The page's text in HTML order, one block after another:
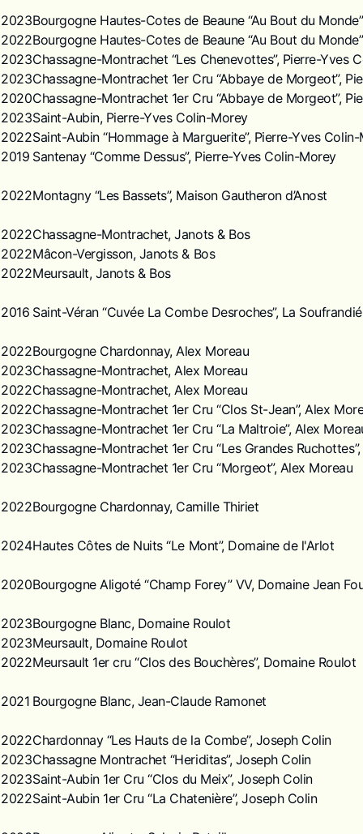
2023Bourgogne Hautes-Cotes de Beaune “Au Bout du
2022Bourgogne Hautes-Cotes de Beaune “Au Bout du
2023Chassagne-Montrachet “Les Chenevottes”, Pierre-Yves
2023Chassagne-Montrachet 1er Cru “Abbaye de Morgeot”,
2020Chassagne-Montrachet 1er Cru “Abbaye de Morgeot”,
2023Saint-Aubin, Pierre-Yves Colin-Morey
2022Saint-Aubin “Hommage à Marguerite”, Pierre-Yves
2019 Santenay “Comme Dessus”, Pierre-Yves Colin-Morey
2022Montagny “Les Bassets”, Maison Gautheron d’Anost
2022Chassagne-Montrachet, Janots & Bos
2022Mâcon-Vergisson, Janots & Bos
2022Meursault, Janots & Bos
2016 Saint-Véran “Cuvée La Combe Desroches”, La
2022Bourgogne Chardonnay, Alex Moreau
2023Chassagne-Montrachet, Alex Moreau
2022Chassagne-Montrachet, Alex Moreau
2022Chassagne-Montrachet 1er Cru “Clos St-Jean”, Alex
2023Chassagne-Montrachet 1er Cru “La Maltroie”, Alex
2023Chassagne-Montrachet 1er Cru “Les Grandes
2023Chassagne-Montrachet 1er Cru “Morgeot”, Alex Moreau
2022Bourgogne Chardonnay, Camille Thiriet
2024Hautes Côtes de Nuits “Le Mont”, Domaine de l'Arlot
2020Bourgogne Aligoté “Champ Forey” VV, Domaine Jean
2023Bourgogne Blanc, Domaine Roulot
2023Meursault, Domaine Roulot
2022Meursault 1er cru “Clos des Bouchères”, Domaine Roulot
2021 Bourgogne Blanc, Jean-Claude Ramonet
2022Chardonnay “Les Hauts de la Combe”, Joseph Colin
2023Chassagne Montrachet “Heriditas”, Joseph Colin
2023Saint-Aubin 1er Cru “Clos du Meix”, Joseph Colin
2022Saint-Aubin 1er Cru “La Chatenière”, Joseph Colin